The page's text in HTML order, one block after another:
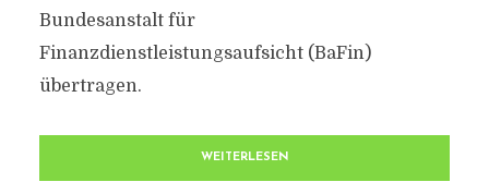
Bundesanstalt für
Finanzdienstleistungsaufsicht (BaFin)
übertragen.
WEITERLESEN